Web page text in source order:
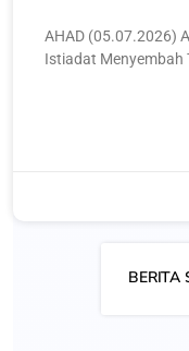
‎AHAD (05.07.2026)
Istiadat Menyembah
BERITA